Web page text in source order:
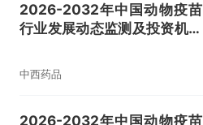
2026-2032年中国动物疫苗
行业发展动态监测及投资机会
中西药品
2026-2032年中国动物疫苗